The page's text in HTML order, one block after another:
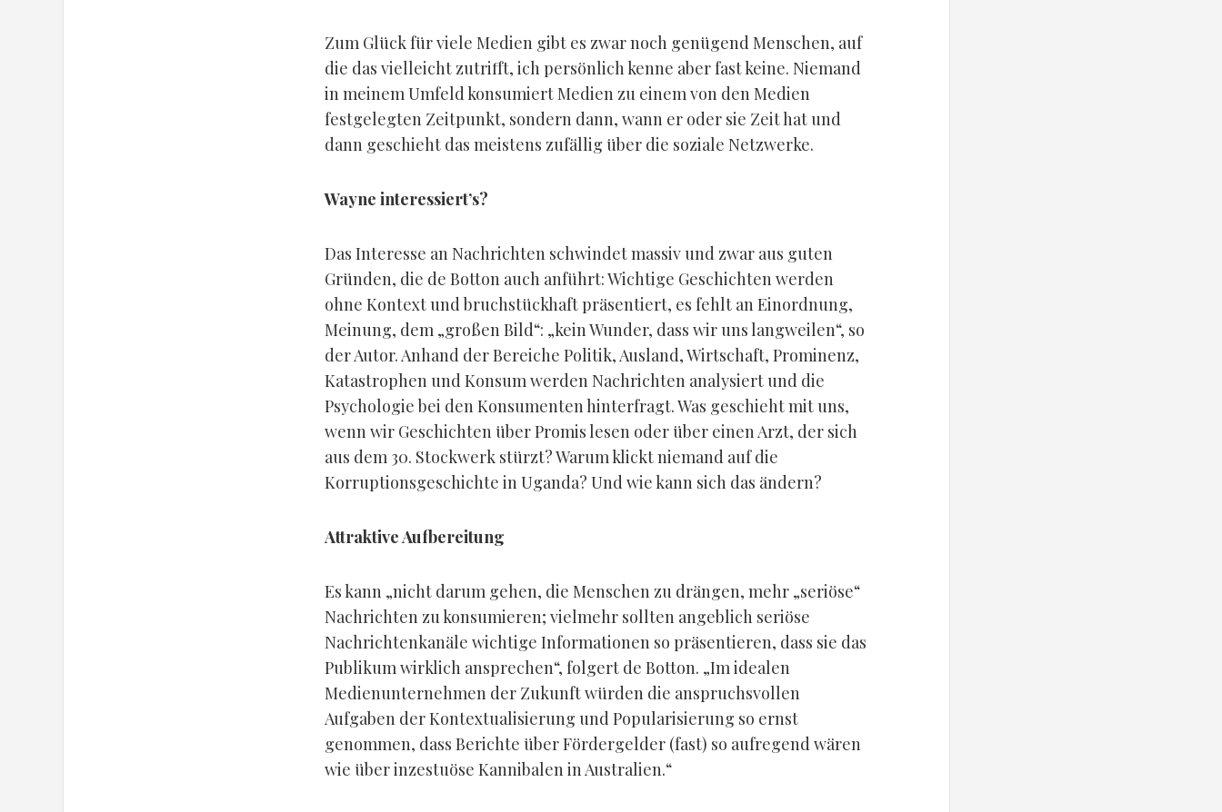
Zum Glück für viele Medien gibt es zwar noch genügend Menschen, auf
die das vielleicht zutrifft, ich persönlich kenne aber fast keine. Niemand
in meinem Umfeld konsumiert Medien zu einem von den Medien
festgelegten Zeitpunkt, sondern dann, wann er oder sie Zeit hat und
dann geschieht das meistens zufällig über die soziale Netzwerke.
Wayne interessiert’s?
Das Interesse an Nachrichten schwindet massiv und zwar aus guten
Gründen, die de Botton auch anführt: Wichtige Geschichten werden
ohne Kontext und bruchstückhaft präsentiert, es fehlt an Einordnung,
Meinung, dem „großen Bild“: „kein Wunder, dass wir uns langweilen“, so
der Autor. Anhand der Bereiche Politik, Ausland, Wirtschaft, Prominenz,
Katastrophen und Konsum werden Nachrichten analysiert und die
Psychologie bei den Konsumenten hinterfragt. Was geschieht mit uns,
wenn wir Geschichten über Promis lesen oder über einen Arzt, der sich
aus dem 30. Stockwerk stürzt? Warum klickt niemand auf die
Korruptionsgeschichte in Uganda? Und wie kann sich das ändern?
Attraktive Aufbereitung
Es kann „nicht darum gehen, die Menschen zu drängen, mehr „seriöse“
Nachrichten zu konsumieren; vielmehr sollten angeblich seriöse
Nachrichtenkanäle wichtige Informationen so präsentieren, dass sie das
Publikum wirklich ansprechen“, folgert de Botton. „Im idealen
Medienunternehmen der Zukunft würden die anspruchsvollen
Aufgaben der Kontextualisierung und Popularisierung so ernst
genommen, dass Berichte über Fördergelder (fast) so aufregend wären
wie über inzestuöse Kannibalen in Australien.“